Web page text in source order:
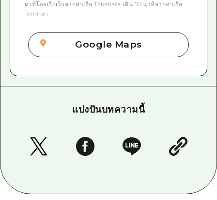
นาทีโดยเรือเร็วจากท่าเรือ Takehara เดิน 50 นาทีจากท่าเรือ
Tenman
Google Maps
แบ่งปันบทความนี้